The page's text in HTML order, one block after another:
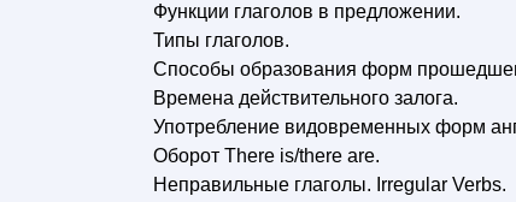
Функции глаголов в предложении.
Типы глаголов.
Способы образования форм
Времена действительного залога.
Употребление видовременных форм
Оборот There is/there are.
Неправильные глаголы. Irregular Verbs.